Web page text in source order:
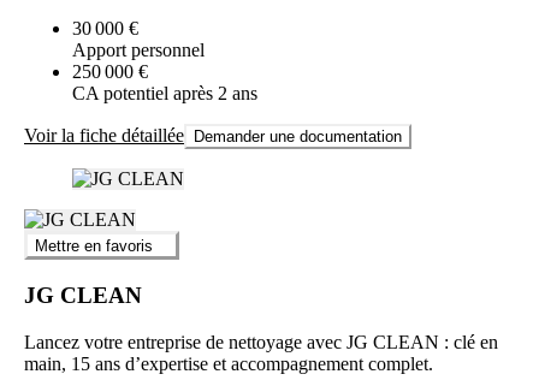
30 000 €
Apport personnel
250 000 €
CA potentiel après 2 ans
Voir la fiche détaillée Demander une documentation
Mettre en favoris
JG CLEAN
Lancez votre entreprise de nettoyage avec JG CLEAN : clé en
main, 15 ans d’expertise et accompagnement complet.